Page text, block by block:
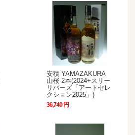
安積 YAMAZAKURA
山桜 2本(2024+スリー
リバーズ「アートセレ
クション2025」)
36,740 円